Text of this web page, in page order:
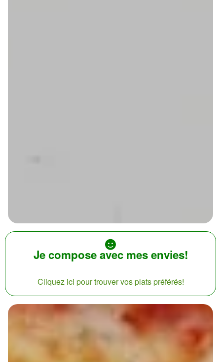
Je compose avec mes envies!
Cliquez ici pour trouver vos plats préférés!